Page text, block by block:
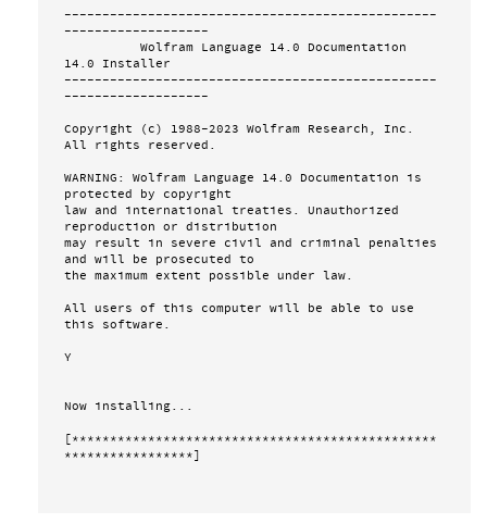
-------------------------------------------------
-------------------
14.0 Installer
-------------------------------------------------
-------------------
Copyright (c) 1988-2023 Wolfram Research, Inc.
All rights reserved.
WARNING: Wolfram Language 14.0 Documentation is
protected by copyright
law and international treaties. Unauthorized
reproduction or distribution
may result in severe civil and criminal penalties
and will be prosecuted to
the maximum extent possible under law.
All users of this computer will be able to use
this software.
Y
Now installing...
[************************************************
*****************]